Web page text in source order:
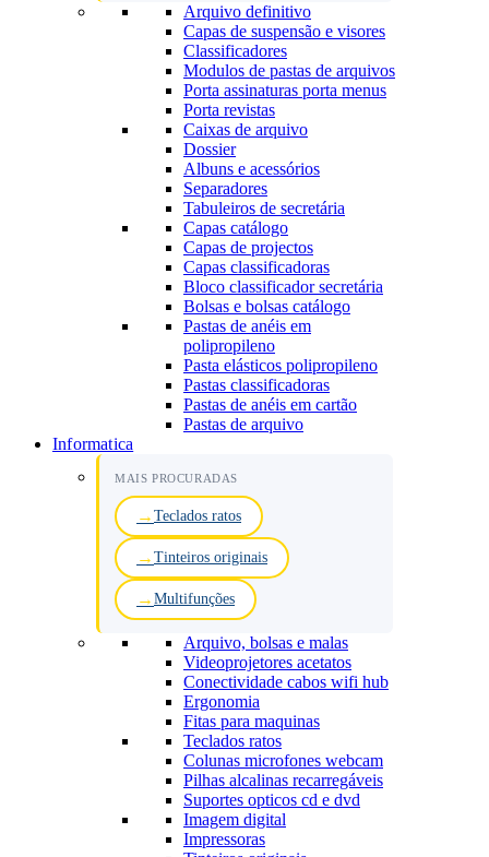
Arquivo definitivo
Capas de suspensão e visores
Classificadores
Modulos de pastas de arquivos
Porta assinaturas porta menus
Porta revistas
Caixas de arquivo
Dossier
Albuns e acessórios
Separadores
Tabuleiros de secretária
Capas catálogo
Capas de projectos
Capas classificadoras
Bloco classificador secretária
Bolsas e bolsas catálogo
Pastas de anéis em
polipropileno
Pasta elásticos polipropileno
Pastas classificadoras
Pastas de anéis em cartão
Pastas de arquivo
Informatica
MAIS PROCURADAS
Teclados ratos
Tinteiros originais
Multifunções
Arquivo, bolsas e malas
Videoprojetores acetatos
Conectividade cabos wifi hub
Ergonomia
Fitas para maquinas
Teclados ratos
Colunas microfones webcam
Pilhas alcalinas recarregáveis
Suportes opticos cd e dvd
Imagem digital
Impressoras